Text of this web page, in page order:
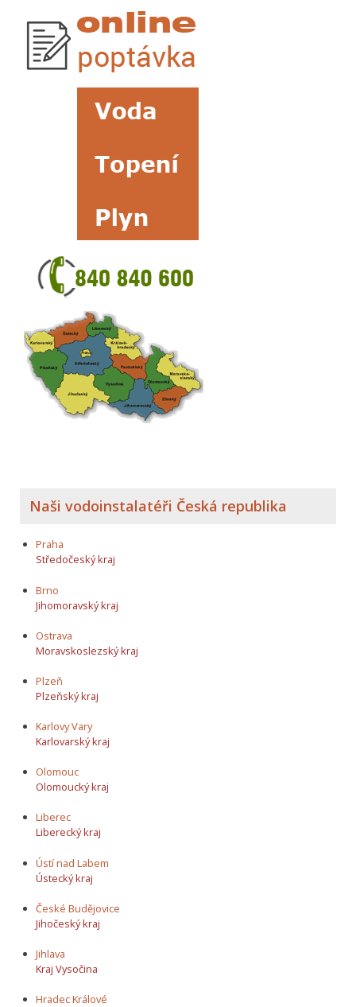
Naši vodoinstalatéři Česká republika
Praha
Středočeský kraj
Brno
Jihomoravský kraj
Ostrava
Moravskoslezský kraj
Plzeň
Plzeňský kraj
Karlovy Vary
Karlovarský kraj
Olomouc
Olomoucký kraj
Liberec
Liberecký kraj
Ústí nad Labem
Ústecký kraj
České Budějovice
Jihočeský kraj
Jihlava
Kraj Vysočina
Hradec Králové